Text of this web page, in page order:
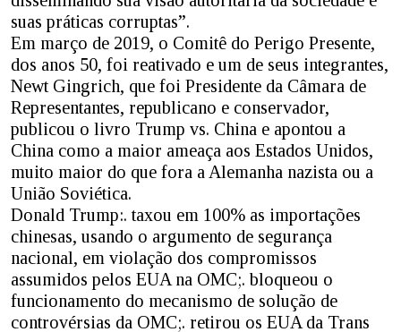
suas práticas corruptas”.
Em março de 2019, o Comitê do Perigo Presente,
dos anos 50, foi reativado e um de seus integrantes,
Newt Gingrich, que foi Presidente da Câmara de
Representantes, republicano e conservador,
publicou o livro Trump vs. China e apontou a
China como a maior ameaça aos Estados Unidos,
muito maior do que fora a Alemanha nazista ou a
União Soviética.
Donald Trump:. taxou em 100% as importações
chinesas, usando o argumento de segurança
nacional, em violação dos compromissos
assumidos pelos EUA na OMC;. bloqueou o
funcionamento do mecanismo de solução de
controvérsias da OMC;. retirou os EUA da Trans